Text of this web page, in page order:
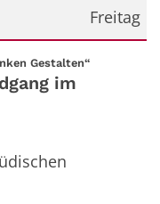
Freitag
Gestalten“:
im